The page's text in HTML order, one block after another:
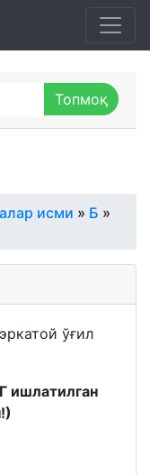
исми » Б »
ўғил
ишлатилган